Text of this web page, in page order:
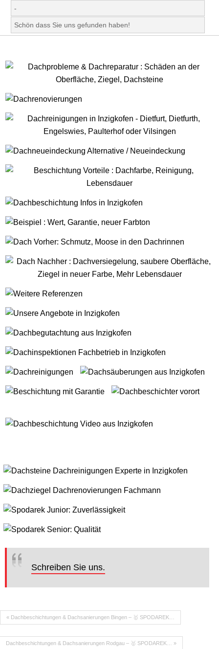
-
Schön dass Sie uns gefunden haben!
Schreiben Sie uns.
« Dachbeschichtungen & Dachsanierungen Bingen – 🥇 SPODAREK…
Dachbeschichtungen & Dachsanierungen Rodgau – 🥇 SPODAREK… »